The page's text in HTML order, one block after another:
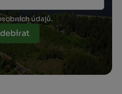
údajů.